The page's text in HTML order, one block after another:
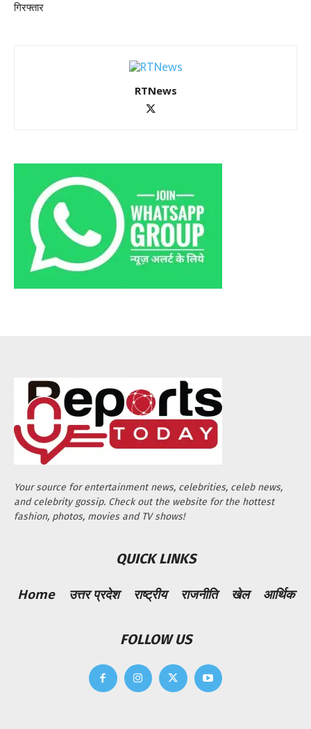
गिरफ्तार
RTNews
Your source for entertainment news, celebrities, celeb news,
and celebrity gossip. Check out the website for the hottest
fashion, photos, movies and TV shows!
QUICK LINKS
Home उत्तर प्रदेश राष्ट्रीय राजनीति खेल आर्थिक
FOLLOW US